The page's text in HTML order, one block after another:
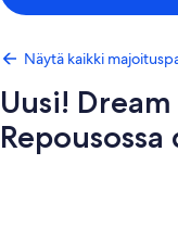
Näytä kaikki
Uusi!